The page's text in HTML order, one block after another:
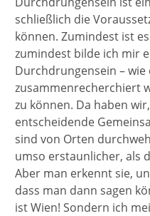
schließlich die
können. Zumindest ist
zumindest bilde ich mir
Durchdrungensein –
zusammenrecherchiert
zu können. Da haben
entscheidende
sind von Orten
umso erstaunlicher, als
Aber man erkennt sie,
dass man dann sagen
ist Wien! Sondern ich